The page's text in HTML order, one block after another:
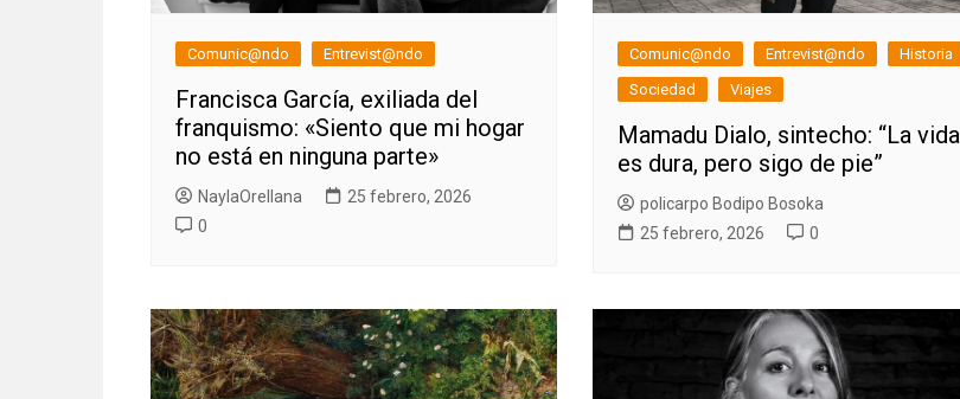
Comunic@ndo Entrevist@ndo
Francisca García, exiliada del
franquismo: «Siento que mi hogar
no está en ninguna parte»
NaylaOrellana
25 febrero, 2026
0
Comunic@ndo Entrevist@ndo
Historia
Sociedad
Viajes
Mamadu Dialo, sintecho: “La vida
es dura, pero sigo de pie”
policarpo Bodipo Bosoka
25 febrero, 2026
0